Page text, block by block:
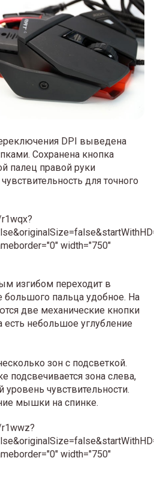
DPI выведена
Сохранена кнопка
палец правой руки
для точного
width="750"
изгибом переходит в
большого пальца удобное. На
две механические кнопки
есть небольшое углубление
зон с подсветкой.
подсвечивается зона слева,
чувствительности.
мышки на спинке.
width="750"